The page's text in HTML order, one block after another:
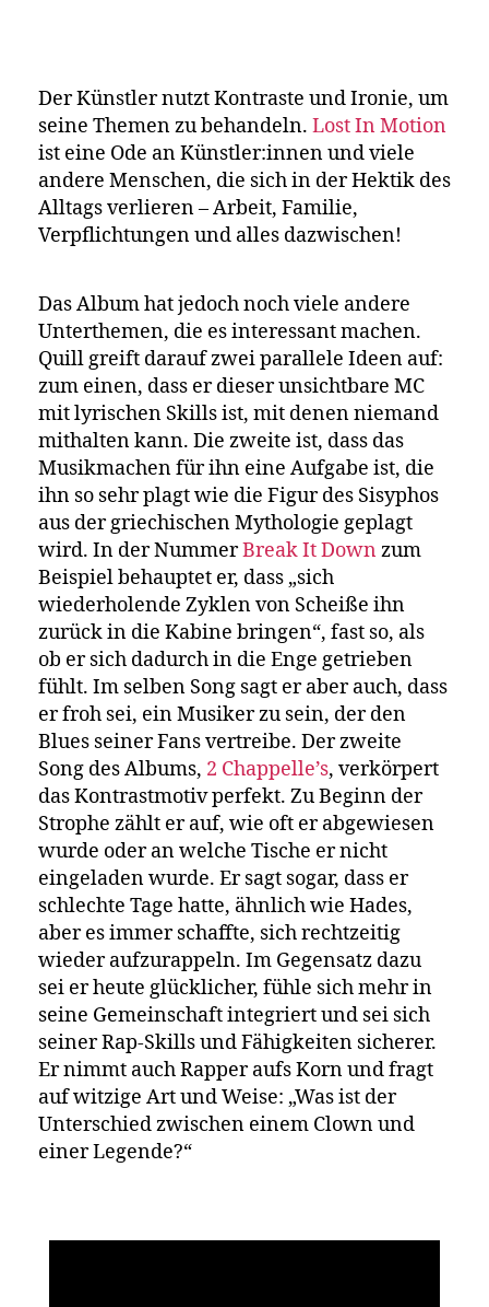
Der Künstler nutzt Kontraste und Ironie, um
seine Themen zu behandeln. Lost In Motion
ist eine Ode an Künstler:innen und viele
andere Menschen, die sich in der Hektik des
Alltags verlieren – Arbeit, Familie,
Verpflichtungen und alles dazwischen!
Das Album hat jedoch noch viele andere
Unterthemen, die es interessant machen.
Quill greift darauf zwei parallele Ideen auf:
zum einen, dass er dieser unsichtbare MC
mit lyrischen Skills ist, mit denen niemand
mithalten kann. Die zweite ist, dass das
Musikmachen für ihn eine Aufgabe ist, die
ihn so sehr plagt wie die Figur des Sisyphos
aus der griechischen Mythologie geplagt
wird. In der NummerBreak It Down zum
Beispiel behauptet er, dass „sich
wiederholende Zyklen von Scheiße ihn
zurück in die Kabine bringen“, fast so, als
ob er sich dadurch in die Enge getrieben
fühlt. Im selben Song sagt er aber auch, dass
er froh sei, ein Musiker zu sein, der den
Blues seiner Fans vertreibe. Der zweite
Song des Albums, 2 Chappelle’s, verkörpert
das Kontrastmotiv perfekt. Zu Beginn der
Strophe zählt er auf, wie oft er abgewiesen
wurde oder an welche Tische er nicht
eingeladen wurde. Er sagt sogar, dass er
schlechte Tage hatte, ähnlich wie Hades,
aber es immer schaffte, sich rechtzeitig
wieder aufzurappeln. Im Gegensatz dazu
sei er heute glücklicher, fühle sich mehr in
seine Gemeinschaft integriert und sei sich
seiner Rap-Skills und Fähigkeiten sicherer.
Er nimmt auch Rapper aufs Korn und fragt
auf witzige Art und Weise: „Was ist der
Unterschied zwischen einem Clown und
einer Legende?“